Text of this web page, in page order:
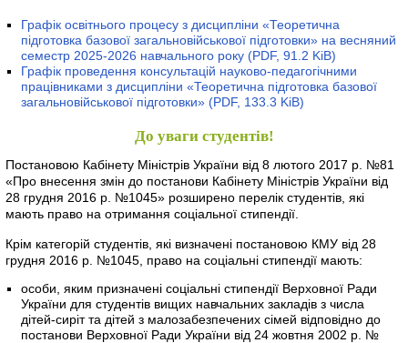
Графік освітнього процесу з дисципліни «Теоретична
підготовка базової загальновійськової підготовки» на весняний
семестр 2025-2026 навчального року (PDF, 91.2 KiB)
Графік проведення консультацій науково-педагогічними
працівниками з дисципліни «Теоретична підготовка базової
загальновійськової підготовки» (PDF, 133.3 KiB)
До уваги студентів!
Постановою Кабінету Міністрів України від 8 лютого 2017 р. №81
«Про внесення змін до постанови Кабінету Міністрів України від
28 грудня 2016 р. №1045» розширено перелік студентів, які
мають право на отримання соціальної стипендії.
Крім категорій студентів, які визначені постановою КМУ від 28
грудня 2016 р. №1045, право на соціальні стипендії мають:
особи, яким призначені соціальні стипендії Верховної Ради
України для студентів вищих навчальних закладів з числа
дітей-сиріт та дітей з малозабезпечених сімей відповідно до
постанови Верховної Ради України від 24 жовтня 2002 р. №